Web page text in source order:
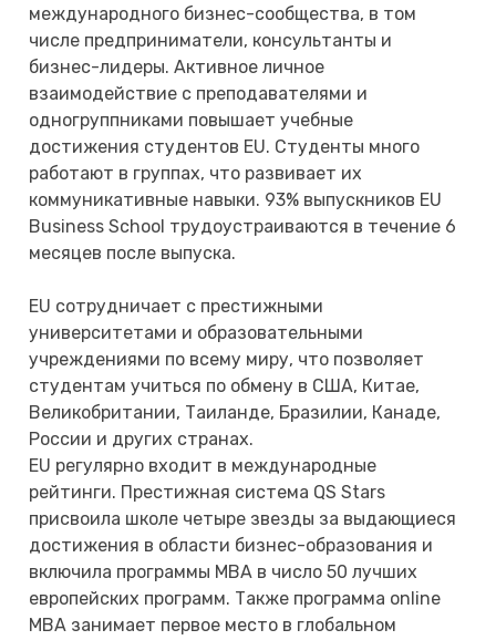
международного бизнес-сообщества, в том
числе предприниматели, консультанты и
бизнес-лидеры. Активное личное
взаимодействие с преподавателями и
одногруппниками повышает учебные
достижения студентов EU. Студенты много
работают в группах, что развивает их
коммуникативные навыки. 93% выпускников EU
Business School трудоустраиваются в течение 6
месяцев после выпуска.
EU сотрудничает с престижными
университетами и образовательными
учреждениями по всему миру, что позволяет
студентам учиться по обмену в США, Китае,
Великобритании, Таиланде, Бразилии, Канаде,
России и других странах.
EU регулярно входит в международные
рейтинги. Престижная система QS Stars
присвоила школе четыре звезды за выдающиеся
достижения в области бизнес-образования и
включила программы MBA в число 50 лучших
европейских программ. Также программа online
MBA занимает первое место в глобальном